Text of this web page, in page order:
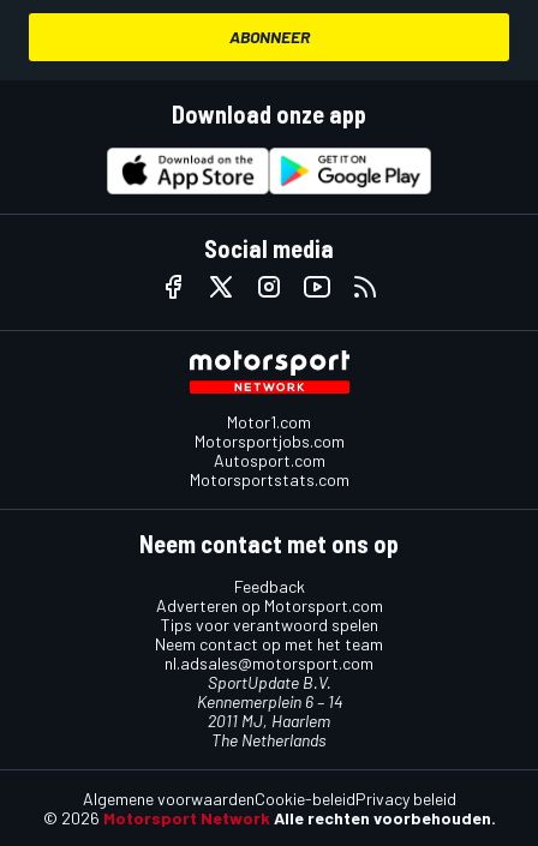
ABONNEER
Download onze app
Social media
Motor1.com
Motorsportjobs.com
Autosport.com
Motorsportstats.com
Neem contact met ons op
Feedback
Adverteren op Motorsport.com
Tips voor verantwoord spelen
Neem contact op met het team
nl.adsales@motorsport.com
SportUpdate B.V.
Kennemerplein 6 – 14
2011 MJ, Haarlem
The Netherlands
© 2026 Motorsport Network Alle rechten voorbehouden.
Algemene voorwaardenCookie-beleidPrivacy beleid